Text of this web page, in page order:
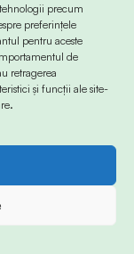
precum
preferințele
pentru aceste
de
retragerea
și funcții ale site-
Reserved.